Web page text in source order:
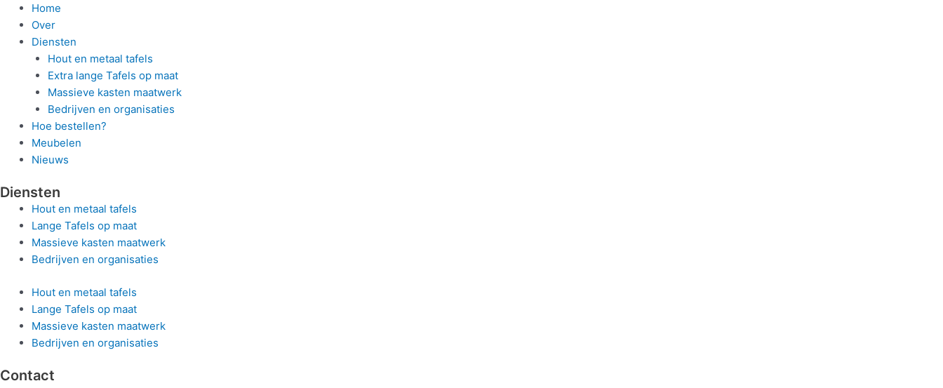
Home
Over
Diensten
Hout en metaal tafels
Extra lange Tafels op maat
Massieve kasten maatwerk
Bedrijven en organisaties
Hoe bestellen?
Meubelen
Nieuws
Diensten
Hout en metaal tafels
Lange Tafels op maat
Massieve kasten maatwerk
Bedrijven en organisaties
Hout en metaal tafels
Lange Tafels op maat
Massieve kasten maatwerk
Bedrijven en organisaties
Contact